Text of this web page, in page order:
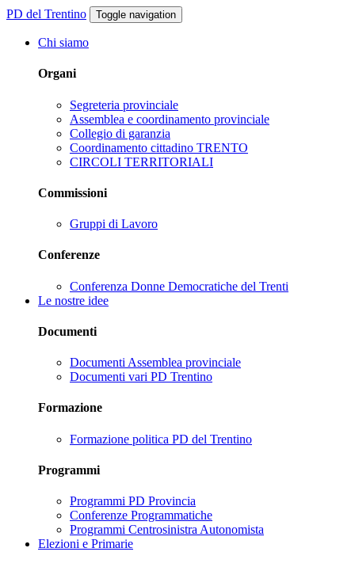
PD del Trentino Toggle navigation
Chi siamo
Organi
Segreteria provinciale
Assemblea e coordinamento provinciale
Collegio di garanzia
Coordinamento cittadino TRENTO
CIRCOLI TERRITORIALI
Commissioni
Gruppi di Lavoro
Conferenze
Conferenza Donne Democratiche del Trenti
Le nostre idee
Documenti
Documenti Assemblea provinciale
Documenti vari PD Trentino
Formazione
Formazione politica PD del Trentino
Programmi
Programmi PD Provincia
Conferenze Programmatiche
Programmi Centrosinistra Autonomista
Elezioni e Primarie